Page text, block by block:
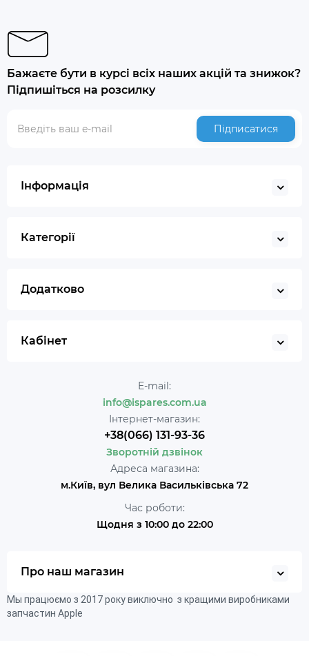
Бажаєте бути в курсі всіх наших акцій та знижок?
Підпишіться на розсилку
Підписатися
Інформація
Категорії
Додатково
Кабінет
E-mail:
info@ispares.com.ua
Інтернет-магазин:
+38(066) 131-93-36
Зворотній дзвінок
Адреса магазина:
м.Київ, вул Велика Васильківська 72
Час роботи:
Щодня з 10:00 до 22:00
Про наш магазин
Мы працюємо з 2017 року виключно з кращими виробниками
запчастин Apple